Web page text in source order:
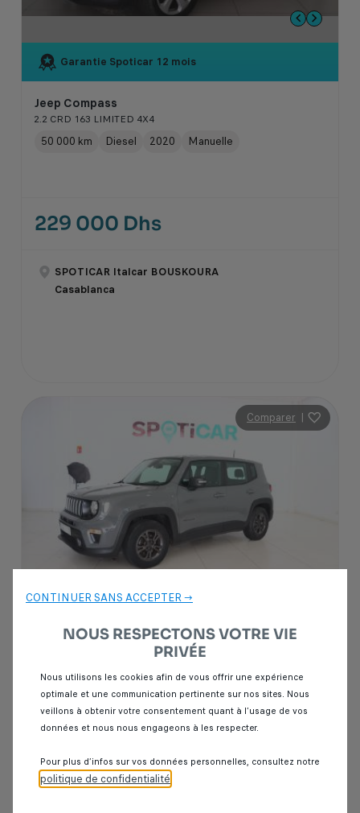
Garantie Spoticar 12 mois
Jeep Compass
2.2 CRD 163 LIMITED 4X4
50 000 km Diesel 2020 Manuelle
229 000 Dhs
SPOTICAR Italcar BOUSKOURA
Casablanca
Comparer |
Garantie Spoticar12 mois
Jeep Renegade
1.6 MULTIJET 120 LONGITUDE 4X2
43 000 km Diesel 2022 Manuelle
CONTINUER SANS ACCEPTER →
NOUS RESPECTONS VOTRE VIE
PRIVÉE
Nous utilisons les cookies afin de vous offrir une expérience
optimale et une communication pertinente sur nos sites. Nous
veillons à obtenir votre consentement quant à l’usage de vos
données et nous nous engageons à les respecter.
Pour plus d’infos sur vos données personnelles, consultez notre
politique de confidentialité